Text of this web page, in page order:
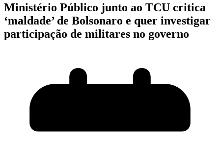
Ministério Público junto ao TCU critica
‘maldade’ de Bolsonaro e quer investigar
participação de militares no governo